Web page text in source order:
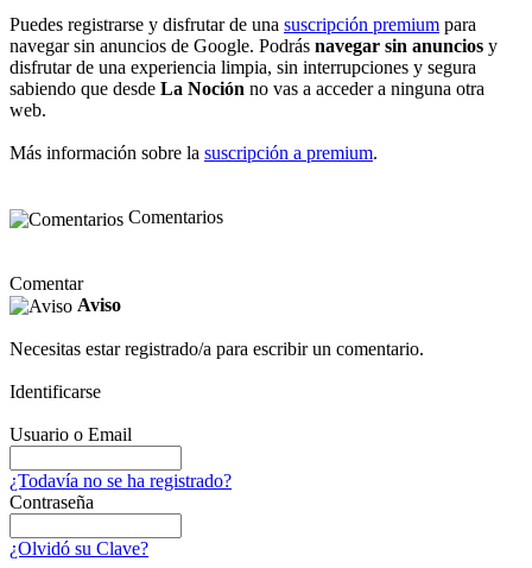
Puedes registrarse y disfrutar de una suscripción premium para
navegar sin anuncios de Google. Podrás navegar sin anuncios y
disfrutar de una experiencia limpia, sin interrupciones y segura
sabiendo que desde La Noción no vas a acceder a ninguna otra
web.
Más información sobre la suscripción a premium.
Comentarios
Comentar
Aviso
Necesitas estar registrado/a para escribir un comentario.
Identificarse
Usuario o Email
¿Todavía no se ha registrado?
Contraseña
¿Olvidó su Clave?